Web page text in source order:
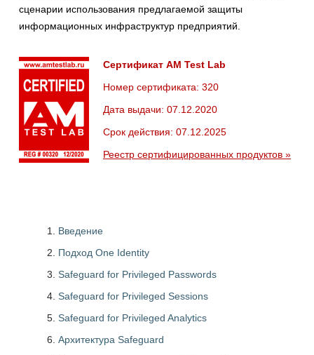
сценарии использования предлагаемой защиты
информационных инфраструктур предприятий.
Сертификат AM Test Lab
Номер сертификата: 320
Дата выдачи: 07.12.2020
Срок действия: 07.12.2025
Реестр сертифицированных продуктов »
Введение
Подход One Identity
Safeguard for Privileged Passwords
Safeguard for Privileged Sessions
Safeguard for Privileged Analytics
Архитектура Safeguard